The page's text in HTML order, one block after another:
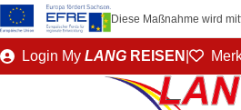
Diese Maßnahme wird
DirektLogin My LANG REISEN